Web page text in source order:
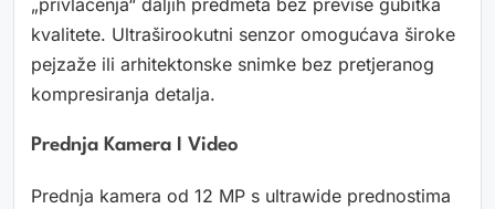
„privlačenja“ daljih predmeta bez previše gubitka
kvalitete. Ultraširookutni senzor omogućava široke
pejzaže ili arhitektonske snimke bez pretjeranog
kompresiranja detalja.
Prednja Kamera I Video
Prednja kamera od 12 MP s ultrawide prednostima